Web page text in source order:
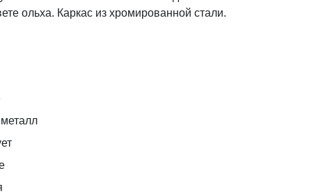
ольха. Каркас из хромированной стали.